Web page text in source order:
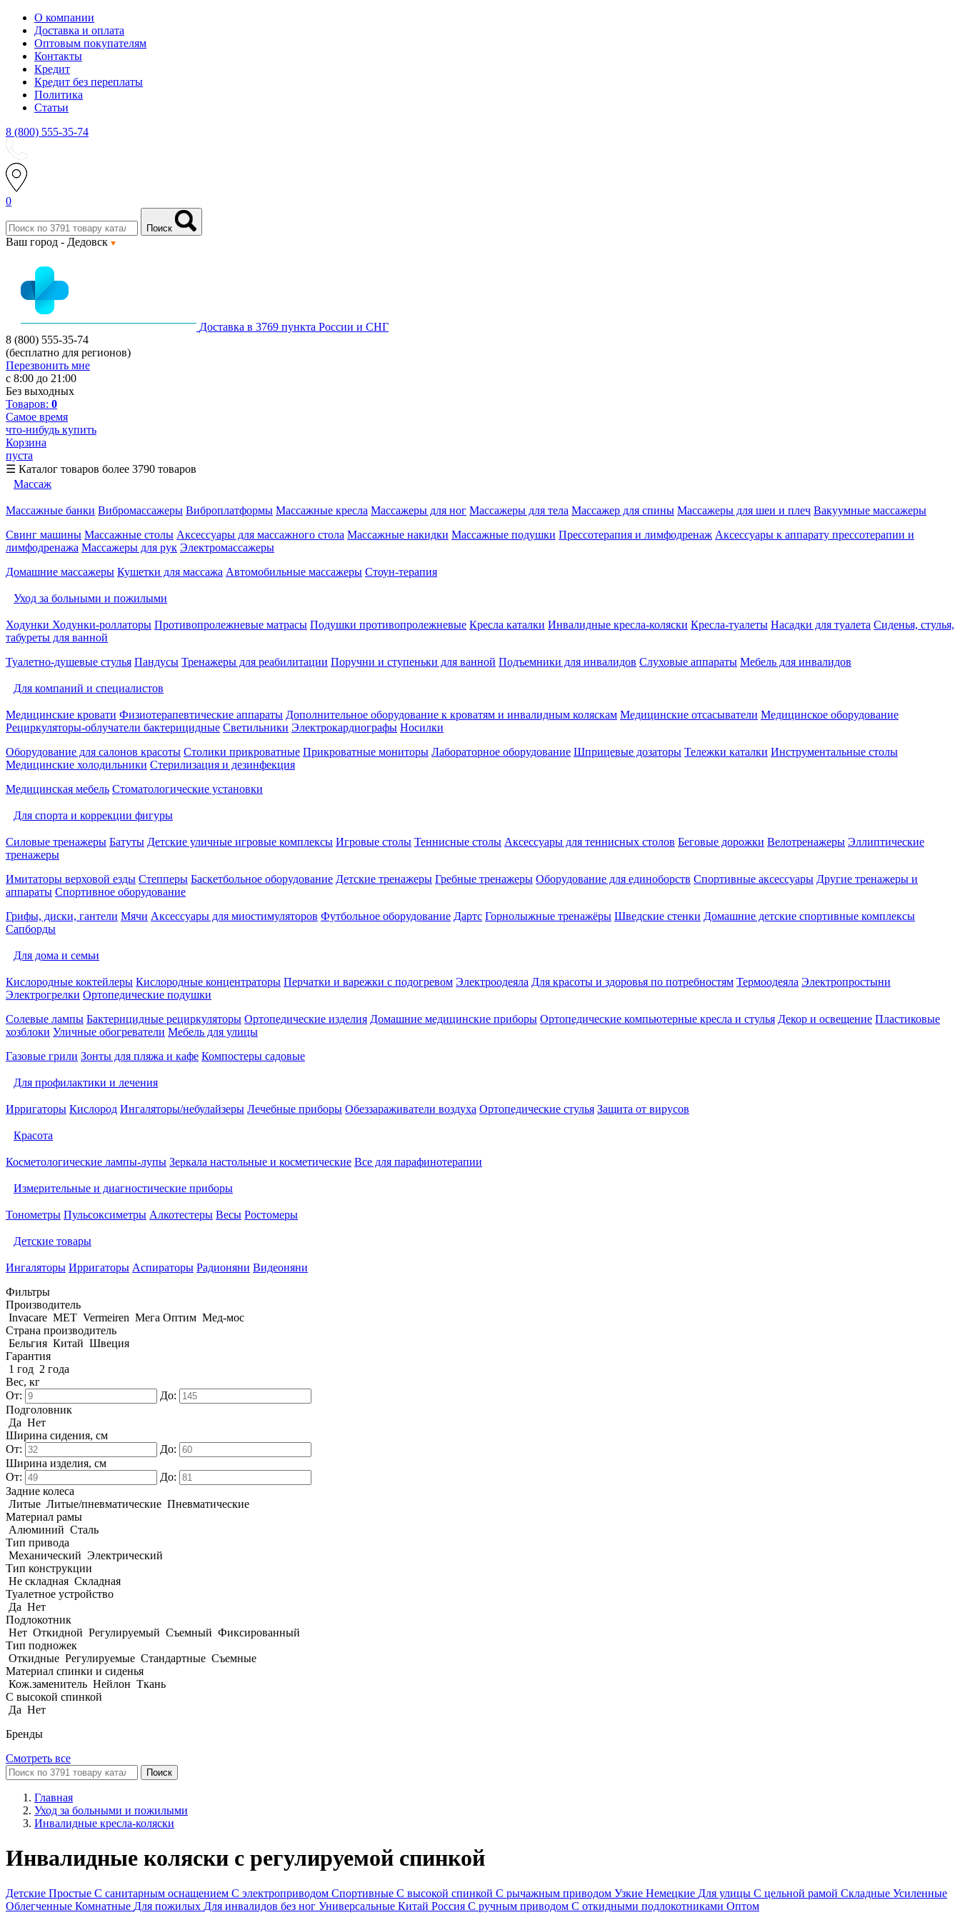
О компании
Доставка и оплата
Оптовым покупателям
Контакты
Кредит
Кредит без переплаты
Политика
Статьи
8 (800) 555-35-74
0
Поиск
Ваш город - Дедовск
Доставка в 3769 пункта России и СНГ
8 (800) 555-35-74
(бесплатно для регионов)
Перезвонить мне
с 8:00 до 21:00
Без выходных
Товаров: 0
Самое время
что-нибудь купить
Корзина
пуста
☰ Каталог товаров более 3790 товаров
Массаж
Массажные банки Вибромассажеры Виброплатформы Массажные кресла Массажеры для ног Массажеры для тела Массажер для спины Массажеры для шеи и плеч Вакуумные массажеры
Свинг машины Массажные столы Аксессуары для массажного стола Массажные накидки Массажные подушки Прессотерапия и лимфодренаж Аксессуары к аппарату прессотерапии и
лимфодренажа Массажеры для рук Электромассажеры
Домашние массажеры Кушетки для массажа Автомобильные массажеры Стоун-терапия
Уход за больными и пожилыми
Ходунки Ходунки-роллаторы Противопролежневые матрасы Подушки противопролежневые Кресла каталки Инвалидные кресла-коляски Кресла-туалеты Насадки для туалета Сиденья, стулья,
табуреты для ванной
Туалетно-душевые стулья Пандусы Тренажеры для реабилитации Поручни и ступеньки для ванной Подъемники для инвалидов Слуховые аппараты Мебель для инвалидов
Для компаний и специалистов
Медицинские кровати Физиотерапевтические аппараты Дополнительное оборудование к кроватям и инвалидным коляскам Медицинские отсасыватели Медицинское оборудование
Рециркуляторы-облучатели бактерицидные Светильники Электрокардиографы Носилки
Оборудование для салонов красоты Столики прикроватные Прикроватные мониторы Лабораторное оборудование Шприцевые дозаторы Тележки каталки Инструментальные столы
Медицинские холодильники Стерилизация и дезинфекция
Медицинская мебель Стоматологические установки
Для спорта и коррекции фигуры
Силовые тренажеры Батуты Детские уличные игровые комплексы Игровые столы Теннисные столы Аксессуары для теннисных столов Беговые дорожки Велотренажеры Эллиптические
тренажеры
Имитаторы верховой езды Степперы Баскетбольное оборудование Детские тренажеры Гребные тренажеры Оборудование для единоборств Спортивные аксессуары Другие тренажеры и
аппараты Спортивное оборудование
Грифы, диски, гантели Мячи Аксессуары для миостимуляторов Футбольное оборудование Дартс Горнолыжные тренажёры Шведские стенки Домашние детские спортивные комплексы
Сапборды
Для дома и семьи
Кислородные коктейлеры Кислородные концентраторы Перчатки и варежки с подогревом Электроодеяла Для красоты и здоровья по потребностям Термоодеяла Электропростыни
Электрогрелки Ортопедические подушки
Солевые лампы Бактерицидные рециркуляторы Ортопедические изделия Домашние медицинские приборы Ортопедические компьютерные кресла и стулья Декор и освещение Пластиковые
хозблоки Уличные обогреватели Мебель для улицы
Газовые грили Зонты для пляжа и кафе Компостеры садовые
Для профилактики и лечения
Ирригаторы Кислород Ингаляторы/небулайзеры Лечебные приборы Обеззараживатели воздуха Ортопедические стулья Защита от вирусов
Красота
Косметологические лампы-лупы Зеркала настольные и косметические Все для парафинотерапии
Измерительные и диагностические приборы
Тонометры Пульсоксиметры Алкотестеры Весы Ростомеры
Детские товары
Ингаляторы Ирригаторы Аспираторы Радионяни Видеоняни
Фильтры
Производитель
Invacare MET Vermeiren Мега Оптим Мед-мос
Страна производитель
Бельгия Китай Швеция
Гарантия
1 год 2 года
Вес, кг
От:
До:
Подголовник
Да Нет
Ширина сидения, см
От:
До:
Ширина изделия, см
От:
До:
Задние колеса
Литые Литые/пневматические Пневматические
Материал рамы
Алюминий Сталь
Тип привода
Механический Электрический
Тип конструкции
Не складная Складная
Туалетное устройство
Да Нет
Подлокотник
Нет Откидной Регулируемый Съемный Фиксированный
Тип подножек
Откидные Регулируемые Стандартные Съемные
Материал спинки и сиденья
Кож.заменитель Нейлон Ткань
С высокой спинкой
Да Нет
Бренды
Смотреть все
Поиск
Главная
Уход за больными и пожилыми
Инвалидные кресла-коляски
Инвалидные коляски с регулируемой спинкой
Детские Простые С санитарным оснащением С электроприводом Спортивные С высокой спинкой С рычажным приводом Узкие Немецкие Для улицы С цельной рамой Складные Усиленные
Облегченные Комнатные Для пожилых Для инвалидов без ног Универсальные Китай Россия С ручным приводом С откидными подлокотниками Оптом